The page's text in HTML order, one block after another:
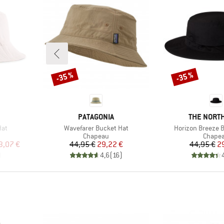
€
MARQUE
PATAGONIA
Article
Wavefarer Bucket Hat
Product group
Chapeau
Prix
44,95 €Prix réduit
29,22 €
4,6(16)
Remise
-35 %
MARQUE
THE
Article
Horizon Breeze
44,95 €
Remise
-35 %